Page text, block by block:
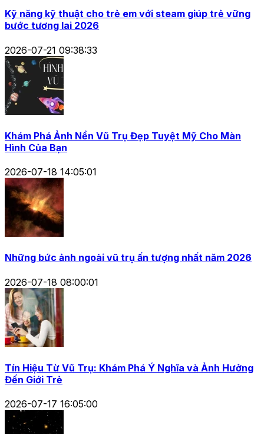
Kỹ năng kỹ thuật cho trẻ em với steam giúp trẻ vững
bước tương lai 2026
2026-07-21 09:38:33
Khám Phá Ảnh Nền Vũ Trụ Đẹp Tuyệt Mỹ Cho Màn
Hình Của Bạn
2026-07-18 14:05:01
Những bức ảnh ngoài vũ trụ ấn tượng nhất năm 2026
2026-07-18 08:00:01
Tín Hiệu Từ Vũ Trụ: Khám Phá Ý Nghĩa và Ảnh Hưởng
Đến Giới Trẻ
2026-07-17 16:05:00